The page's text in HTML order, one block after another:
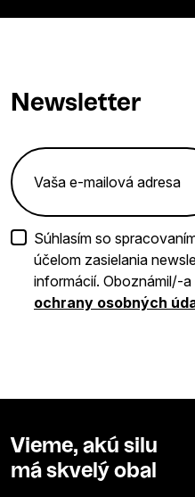
Newsletter
Súhlasím so
účelom zasielania
informácií. Oboznámil/-a
ochrany osobných
Vieme, akú silu
má skvelý obal